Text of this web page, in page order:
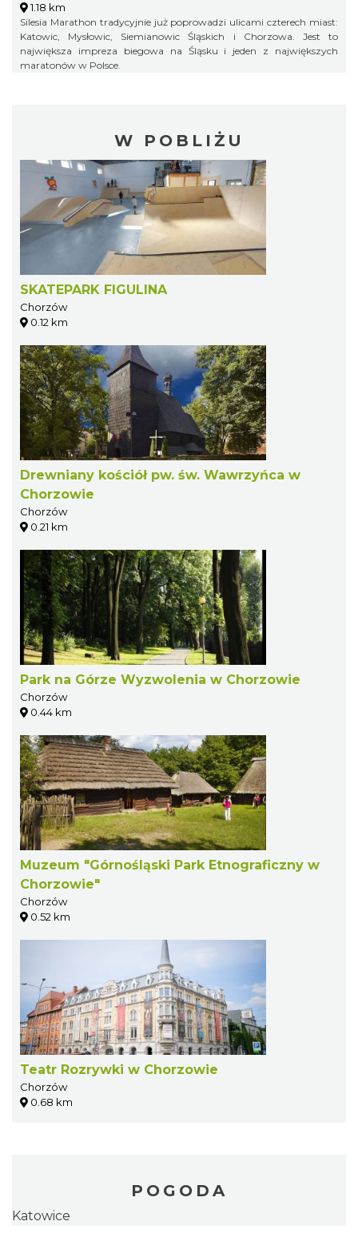
1.18 km
Silesia Marathon tradycyjnie już poprowadzi ulicami czterech miast:
Katowic, Mysłowic, Siemianowic Śląskich i Chorzowa. Jest to
największa impreza biegowa na Śląsku i jeden z największych
maratonów w Polsce.
W POBLIŻU
SKATEPARK FIGULINA
Chorzów
0.12 km
Drewniany kościół pw. św. Wawrzyńca w
Chorzowie
Chorzów
0.21 km
Park na Górze Wyzwolenia w Chorzowie
Chorzów
0.44 km
Muzeum "Górnośląski Park Etnograficzny w
Chorzowie"
Chorzów
0.52 km
Teatr Rozrywki w Chorzowie
Chorzów
0.68 km
POGODA
Katowice